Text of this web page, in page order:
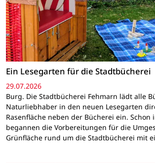
Ein Lesegarten für die Stadtbücherei
29.07.2026
Burg. Die Stadtbücherei Fehmarn lädt alle
Naturliebhaber in den neuen Lesegarten
Rasenfläche neben der Bücherei ein. Schon
begannen die Vorbereitungen für die
Grünfläche rund um die Stadtbücherei mit